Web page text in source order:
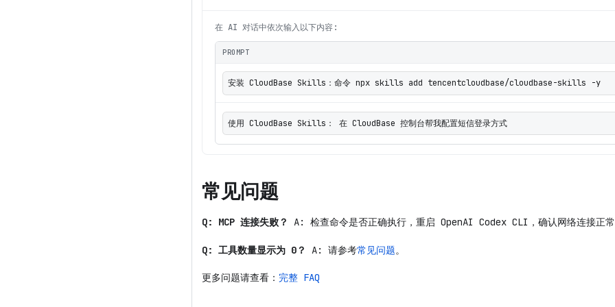
在 AI 对话中依次输入以下内容:
PROMPT
安装 CloudBase Skills：命令 npx skills add tencentcloudbase/cloudbase-skills -y
使用 CloudBase Skills： 在 CloudBase 控制台帮我配置短信登录方式
常见问题
Q: MCP 连接失败？ A: 检查命令是否正确执行，重启 OpenAI Codex CLI，确认网络连接正
Q: 工具数量显示为 0？ A: 请参考常见问题。
更多问题请查看： 完整 FAQ